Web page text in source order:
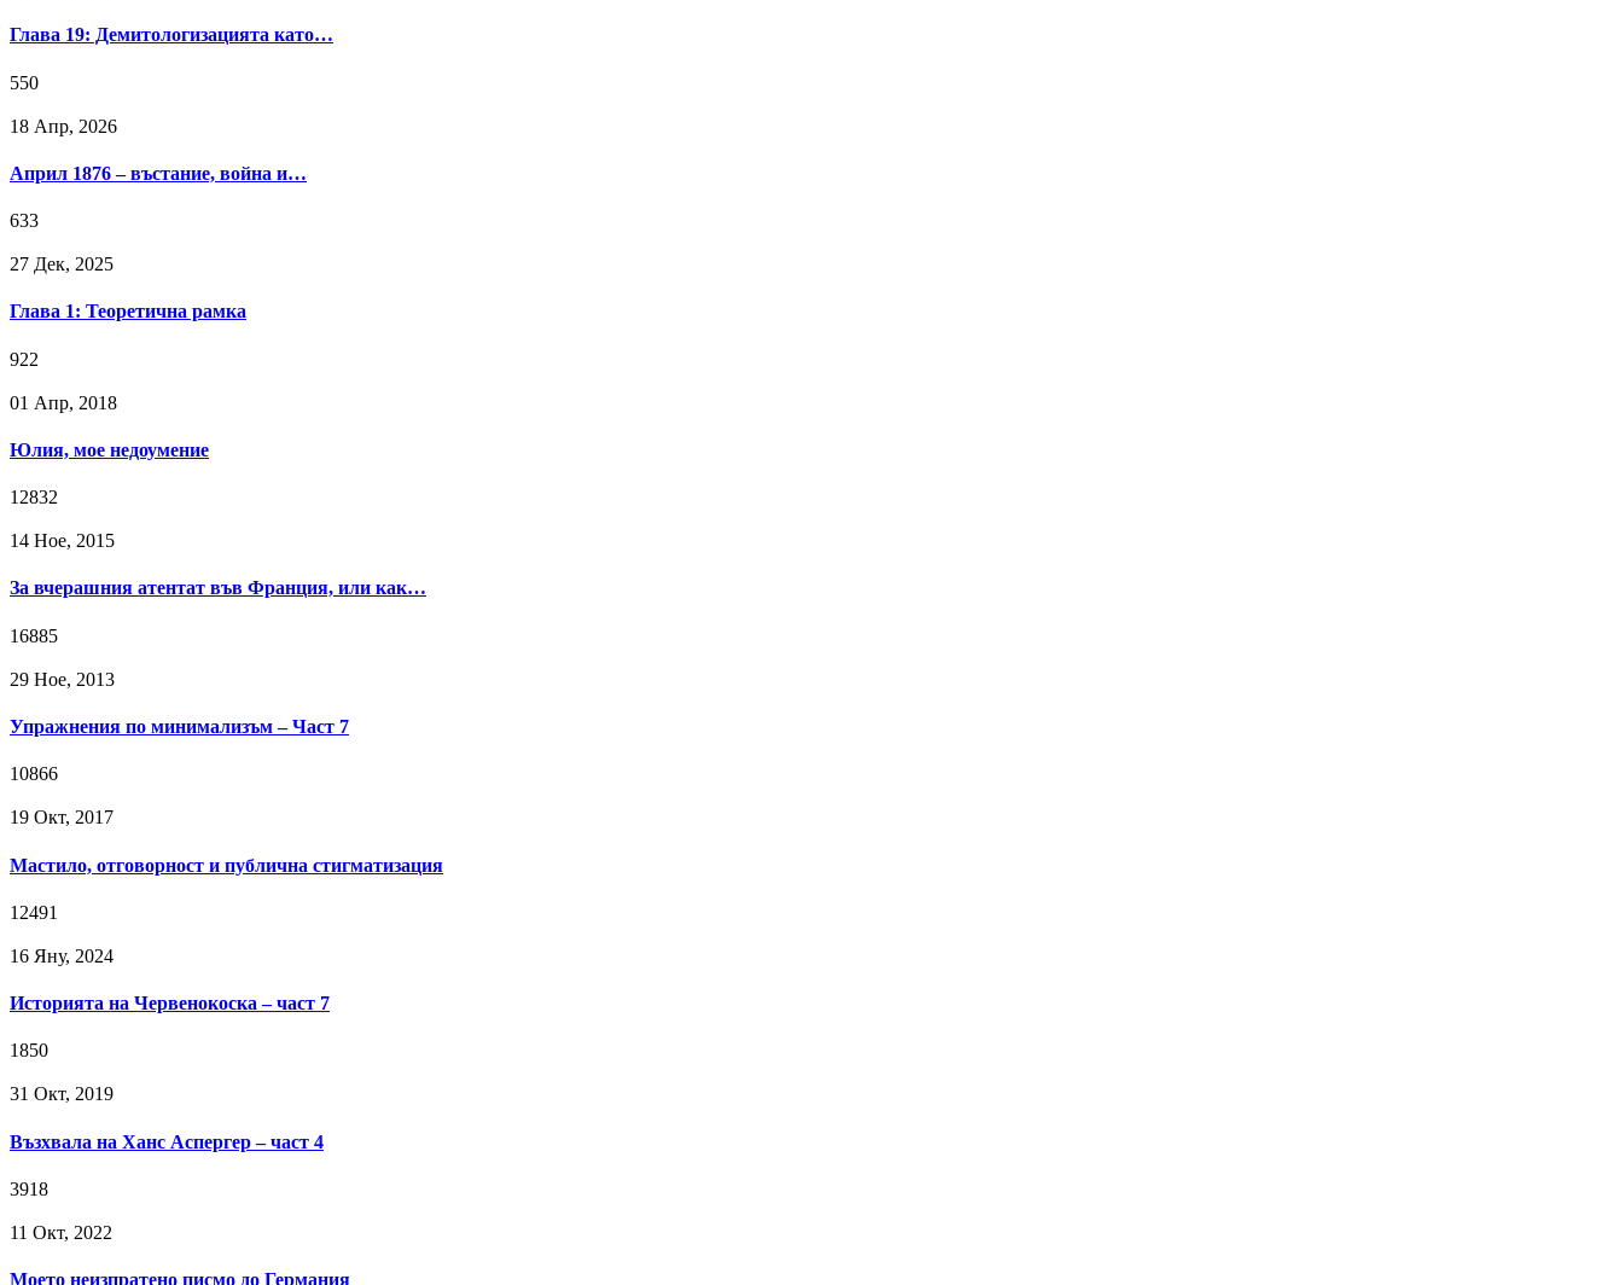
Глава 19: Демитологизацията като…
550
18 Апр, 2026
Април 1876 – въстание, война и…
633
27 Дек, 2025
Глава 1: Теоретична рамка
922
01 Апр, 2018
Юлия, мое недоумение
12832
14 Ное, 2015
За вчерашния атентат във Франция, или как…
16885
29 Ное, 2013
Упражнения по минимализъм – Част 7
10866
19 Окт, 2017
Мастило, отговорност и публична стигматизация
12491
16 Яну, 2024
Историята на Червенокоска – част 7
1850
31 Окт, 2019
Възхвала на Ханс Аспергер – част 4
3918
11 Окт, 2022
Моето неизпратено писмо до Германия